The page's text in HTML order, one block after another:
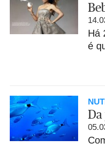
Há
é
Da